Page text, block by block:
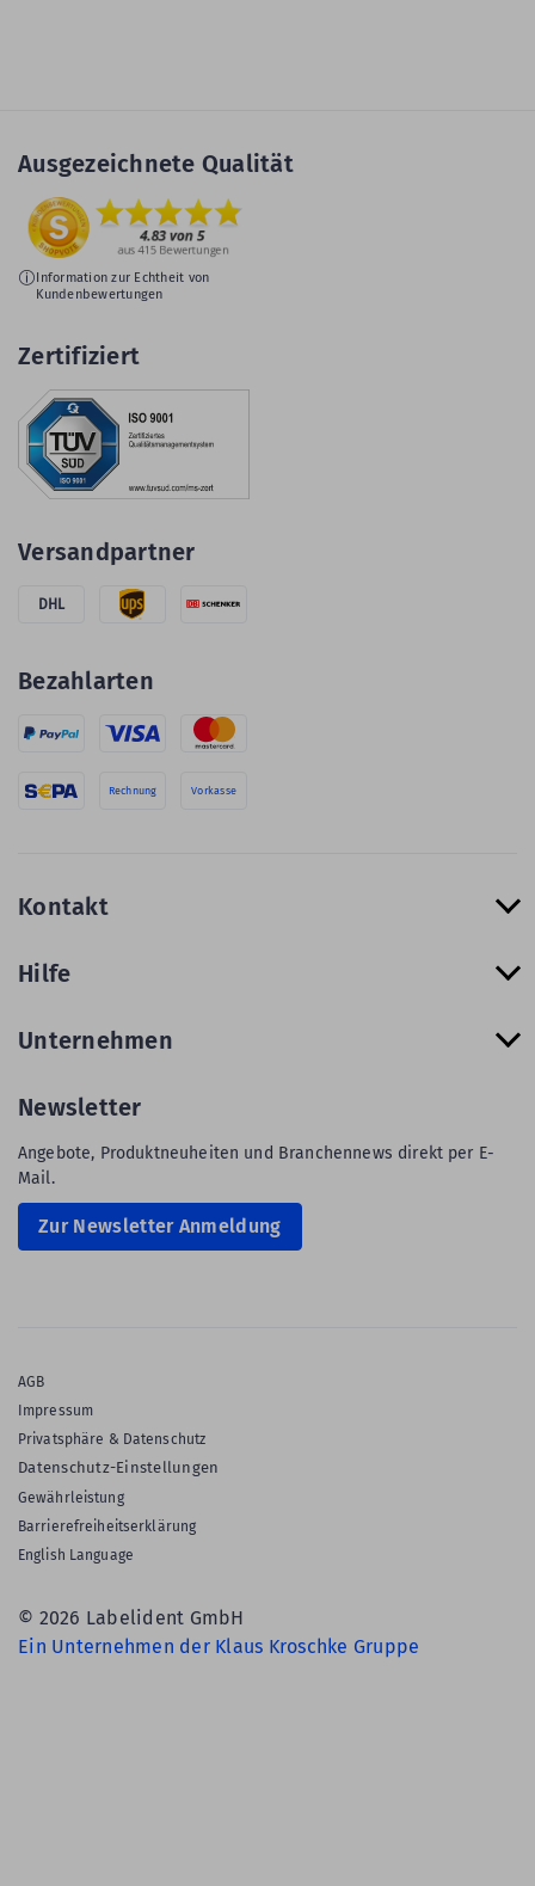
Ausgezeichnete Qualität
Information zur Echtheit von
Kundenbewertungen
Zertifiziert
Versandpartner
DHL
Bezahlarten
Rechnung Vorkasse
Kontakt
Hilfe
Unternehmen
Newsletter
Angebote, Produktneuheiten und Branchennews direkt per E-
Mail.
Zur Newsletter Anmeldung
AGB
Impressum
Privatsphäre & Datenschutz
Datenschutz-Einstellungen
Gewährleistung
Barrierefreiheitserklärung
English Language
© 2026 Labelident GmbH
Ein Unternehmen der Klaus Kroschke Gruppe